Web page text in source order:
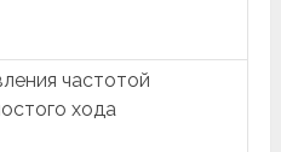
частотой
хода